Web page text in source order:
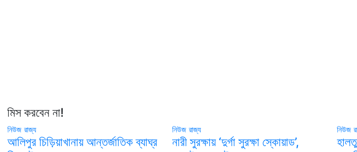
মিস করবেন না!
নিউজ রাজ্য
আলিপুর চিড়িয়াখানায় আন্তর্জাতিক ব্যাঘ্র
নিউজ রাজ্য
নারী সুরক্ষায় ‘দুর্গা সুরক্ষা স্কোয়াড’,
নিউজ